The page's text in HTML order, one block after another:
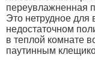
переувлажненная
Это нетрудное
недостаточном
в теплой комнате
паутинным